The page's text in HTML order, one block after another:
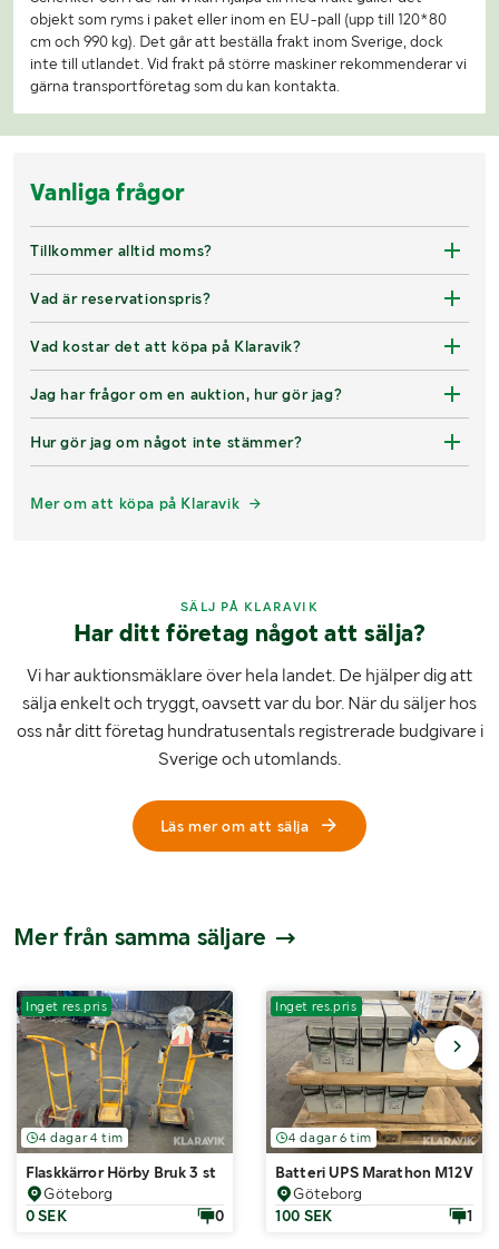
objekt som ryms i paket eller inom en EU-pall (upp till 120*80
cm och 990 kg). Det går att beställa frakt inom Sverige, dock
inte till utlandet. Vid frakt på större maskiner rekommenderar vi
gärna transportföretag som du kan kontakta.
Vanliga frågor
Tillkommer alltid moms?
Vad är reservationspris?
Vad kostar det att köpa på Klaravik?
Jag har frågor om en auktion, hur gör jag?
Hur gör jag om något inte stämmer?
Mer om att köpa på Klaravik
SÄLJ PÅ KLARAVIK
Har ditt företag något att sälja?
Vi har auktionsmäklare över hela landet. De hjälper dig att
sälja enkelt och tryggt, oavsett var du bor. När du säljer hos
oss når ditt företag hundratusentals registrerade budgivare i
Sverige och utomlands.
Läs mer om att sälja
Mer från samma säljare
Inget res.pris
4 dagar 4 tim
Flaskkärror Hörby Bruk 3 st
Göteborg
0 SEK
0
Inget res.pris
4 dagar 6 tim
Batteri UPS Marathon
Göteborg
100 SEK
1